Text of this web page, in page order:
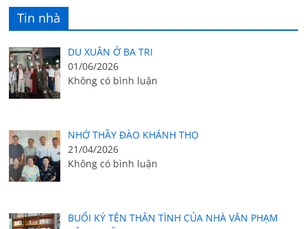
Tin nhà
DU XUÂN Ở BA TRI
01/06/2026
Không có bình luận
NHỚ THẦY ĐÀO KHÁNH THỌ
21/04/2026
Không có bình luận
BUỔI KÝ TÊN THÂN TÌNH CỦA NHÀ VĂN PHẠM